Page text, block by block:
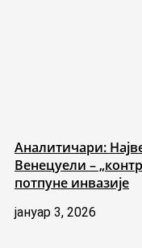
Аналитичари:
Венецуели –
потпуне инвазије
јануар 3, 2026